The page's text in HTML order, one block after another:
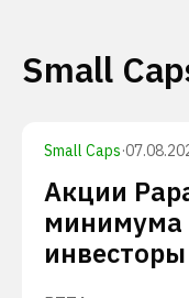
Small
Small Caps·
Акции
минимума